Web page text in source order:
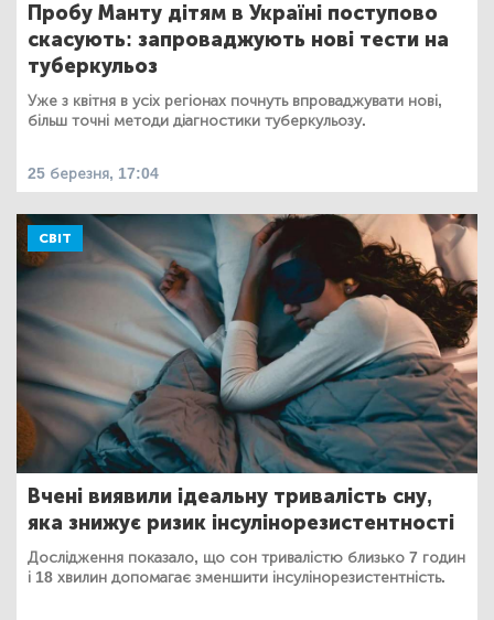
Пробу Манту дітям в Україні поступово
скасують: запроваджують нові тести на
туберкульоз
Уже з квітня в усіх регіонах почнуть впроваджувати нові,
більш точні методи діагностики туберкульозу.
25 березня, 17:04
СВІТ
Вчені виявили ідеальну тривалість сну,
яка знижує ризик інсулінорезистентності
Дослідження показало, що сон тривалістю близько 7 годин
і 18 хвилин допомагає зменшити інсулінорезистентність.